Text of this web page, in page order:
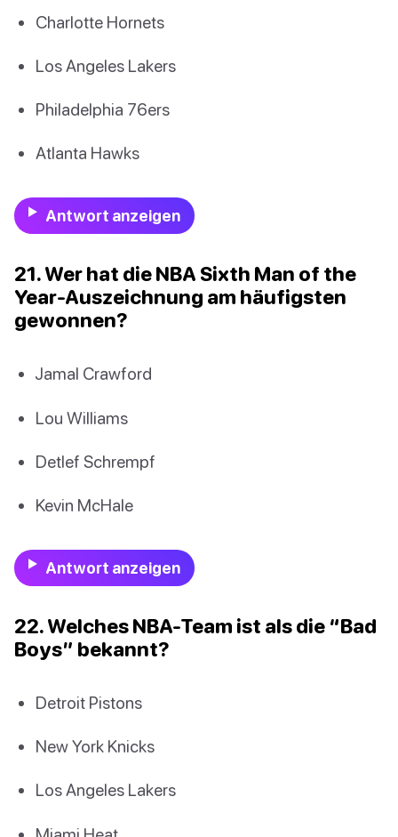
Charlotte Hornets
Los Angeles Lakers
Philadelphia 76ers
Atlanta Hawks
Antwort anzeigen
21. Wer hat die NBA Sixth Man of the
Year-Auszeichnung am häufigsten
gewonnen?
Jamal Crawford
Lou Williams
Detlef Schrempf
Kevin McHale
Antwort anzeigen
22. Welches NBA-Team ist als die “Bad
Boys” bekannt?
Detroit Pistons
New York Knicks
Los Angeles Lakers